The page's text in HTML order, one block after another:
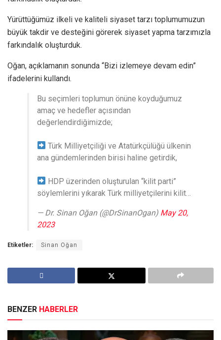
Yürüttüğümüz ilkeli ve kaliteli siyaset tarzı toplumumuzun
büyük takdir ve desteğini görerek siyaset yapma tarzımızla
farkındalık oluşturduk.
Oğan, açıklamanın sonunda “Bizi izlemeye devam edin”
ifadelerini kullandı.
Bu seçimleri toplumun önüne koyduğumuz
amaç ve hedefler açısından
değerlendirdiğimizde;
Türk Milliyetçiliği ve Atatürkçülüğü ülkenin
ana gündemlerinden birisi haline getirdik,
HDP üzerinden oluşturulan “kilit parti”
söylemlerini yıkarak Türk milliyetçilerini kilit…
— Dr. Sinan Oğan (@DrSinanOgan) May 20,
2023
Etiketler: Sinan Oğan
BENZER HABERLER